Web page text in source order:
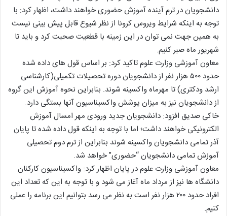
دانشجویان در ترم آینده آموزش حضوری خواهند داشت، اظهار کرد: با
توجه به اینکه شرایط ویروس کرونا از نظر شیوع قابل پیش بینی نیست
به همین جهت نمی توان در این زمینه با قطعیت صحبت کرد و باید تا
شهریور ماه صبر کنیم.
معاون آموزشی وزارت علوم تاکید کرد: بر اساس قول های داده شده
حدود ۵۰۰ هزار نفر از دانشجویان دوره تحصیلات تکمیلی(کارشناسی
ارشد ودکتری) تا مهرماه واکسینه شوند. بنابراین نحوه آموزش این گروه
از دانشجویان نیز به میزان پوشش واکسیناسیون آنها بستگی دارد.
خاکی صدیق افزود: دانشجویان جدید ورودی مهر امسال آموزش
الکترونیکی خواهند داشت؛ اما با توجه به اینکه قول داده شده تا پایان
آذر تمامی دانشجویان واکسینه شوند بنابراین از ترم دوم تحصیلی
آموزش تمامی دانشجویان “حضوری” خواهد شد.
معاون آموزشی وزارت علوم در پایان اظهار کرد: واکسیناسیون کارکنان
دانشگاه ها نیز از مرداد ماه آغاز می شود و با توجه به این که تعداد این
افراد حدود ۲۰۰ هزار نفر است به نظر می رسد بتوانیم این برنامه را عملی
کنیم.